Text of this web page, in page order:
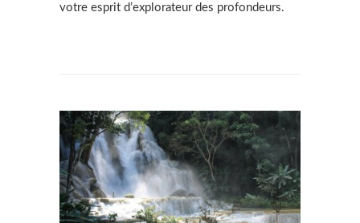
votre esprit d’explorateur des profondeurs.